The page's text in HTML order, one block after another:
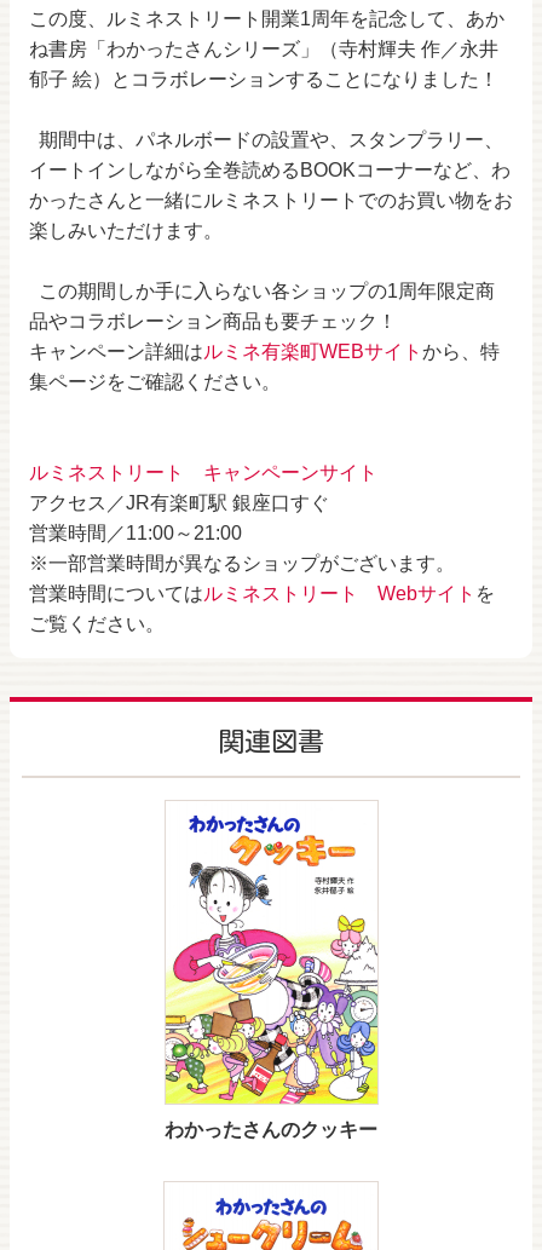
この度、ルミネストリート開業1周年を記念して、あか
ね書房「わかったさんシリーズ」（寺村輝夫 作／永井
郁子 絵）とコラボレーションすることになりました！
期間中は、パネルボードの設置や、スタンプラリー、
イートインしながら全巻読めるBOOKコーナーなど、わ
かったさんと一緒にルミネストリートでのお買い物をお
楽しみいただけます。
この期間しか手に入らない各ショップの1周年限定商
品やコラボレーション商品も要チェック！
キャンペーン詳細はルミネ有楽町WEBサイト から、特
集ページをご確認ください。
ルミネストリート キャンペーンサイト
アクセス／JR有楽町駅 銀座口すぐ
営業時間／11:00～21:00
※一部営業時間が異なるショップがございます。
営業時間についてはルミネストリート Webサイト を
ご覧ください。
関連図書
わかったさんのクッキー